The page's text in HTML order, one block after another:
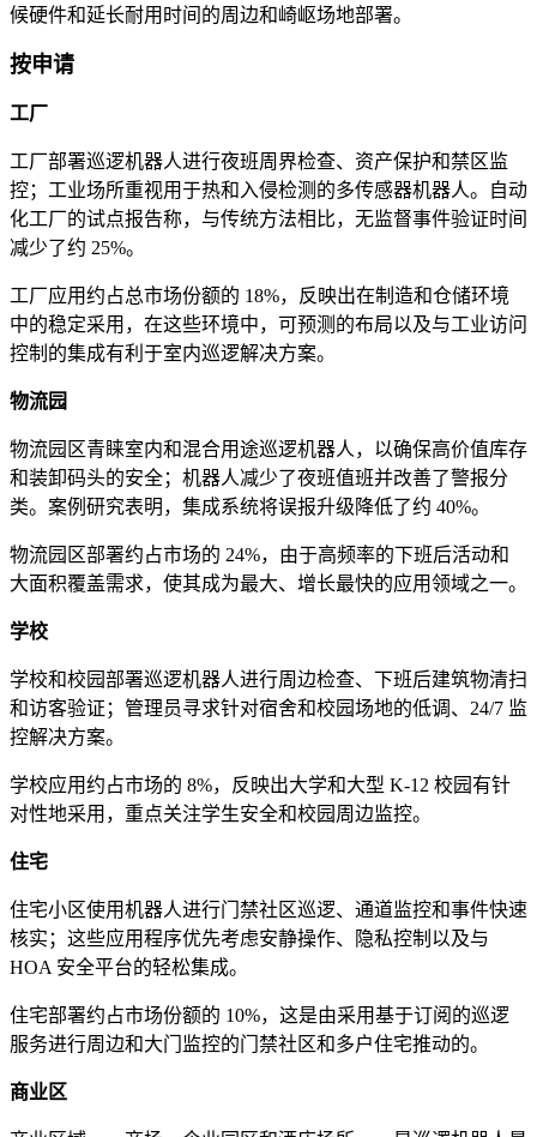
候硬件和延长耐用时间的周边和崎岖场地部署。
按申请
工厂
工厂部署巡逻机器人进行夜班周界检查、资产保护和禁区监
控；工业场所重视用于热和入侵检测的多传感器机器人。自动
化工厂的试点报告称，与传统方法相比，无监督事件验证时间
减少了约 25%。
工厂应用约占总市场份额的 18%，反映出在制造和仓储环境
中的稳定采用，在这些环境中，可预测的布局以及与工业访问
控制的集成有利于室内巡逻解决方案。
物流园
物流园区青睐室内和混合用途巡逻机器人，以确保高价值库存
和装卸码头的安全；机器人减少了夜班值班并改善了警报分
类。案例研究表明，集成系统将误报升级降低了约 40%。
物流园区部署约占市场的 24%，由于高频率的下班后活动和
大面积覆盖需求，使其成为最大、增长最快的应用领域之一。
学校
学校和校园部署巡逻机器人进行周边检查、下班后建筑物清扫
和访客验证；管理员寻求针对宿舍和校园场地的低调、24/7 监
控解决方案。
学校应用约占市场的 8%，反映出大学和大型 K-12 校园有针
对性地采用，重点关注学生安全和校园周边监控。
住宅
住宅小区使用机器人进行门禁社区巡逻、通道监控和事件快速
核实；这些应用程序优先考虑安静操作、隐私控制以及与
HOA 安全平台的轻松集成。
住宅部署约占市场份额的 10%，这是由采用基于订阅的巡逻
服务进行周边和大门监控的门禁社区和多户住宅推动的。
商业区